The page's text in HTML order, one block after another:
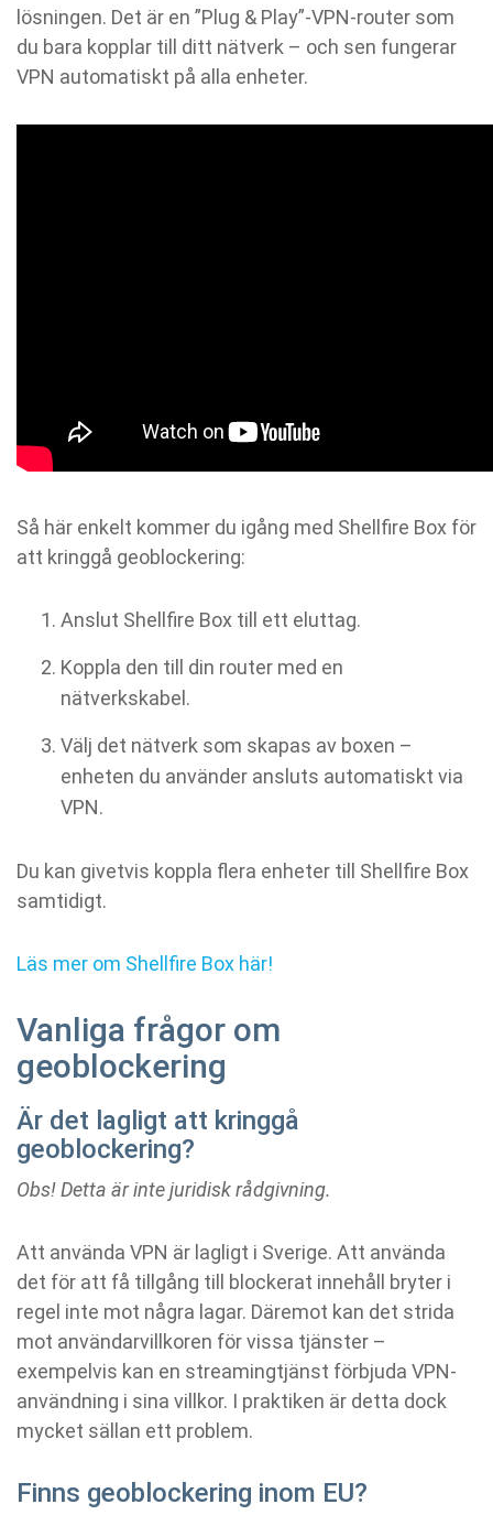
lösningen. Det är en ”Plug & Play”-VPN-router som
du bara kopplar till ditt nätverk – och sen fungerar
VPN automatiskt på alla enheter.
Så här enkelt kommer du igång med Shellfire Box för
att kringgå geoblockering:
Anslut Shellfire Box till ett eluttag.
Koppla den till din router med en
nätverkskabel.
Välj det nätverk som skapas av boxen –
enheten du använder ansluts automatiskt via
VPN.
Du kan givetvis koppla flera enheter till Shellfire Box
samtidigt.
Läs mer om Shellfire Box här!
Vanliga frågor om
geoblockering
Är det lagligt att kringgå
geoblockering?
Obs! Detta är inte juridisk rådgivning.
Att använda VPN är lagligt i Sverige. Att använda
det för att få tillgång till blockerat innehåll bryter i
regel inte mot några lagar. Däremot kan det strida
mot användarvillkoren för vissa tjänster –
exempelvis kan en streamingtjänst förbjuda VPN-
användning i sina villkor. I praktiken är detta dock
mycket sällan ett problem.
Finns geoblockering inom EU?